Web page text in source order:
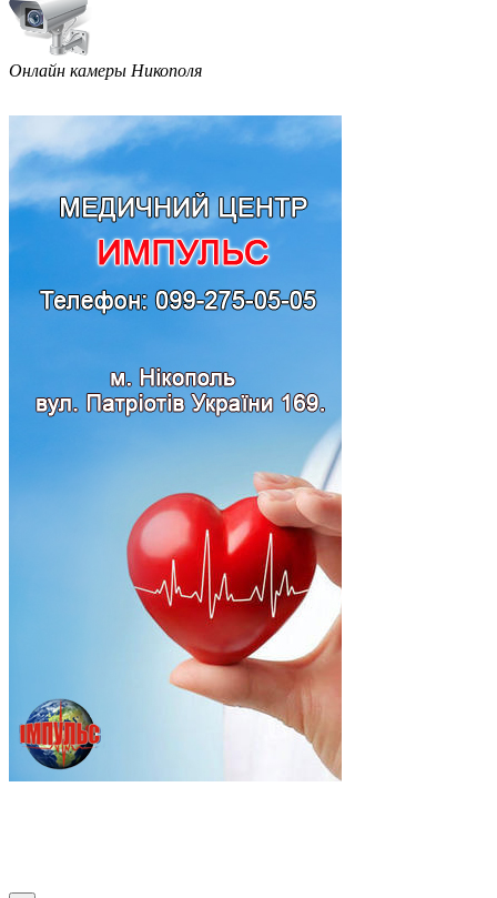
Онлайн камеры Никополя